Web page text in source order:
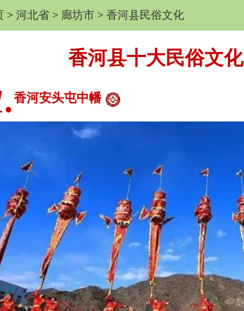
> 河北省 > 廊坊市 > 香河县民俗文化
香河县十大民俗文化
香河安头屯中幡